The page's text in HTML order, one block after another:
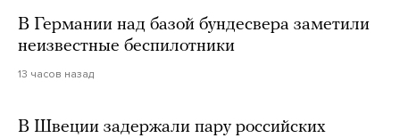
В Германии над базой бундесвера заметили
неизвестные беспилотники
13 часов назад
В Швеции задержали пару российских